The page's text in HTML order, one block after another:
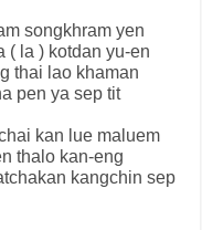
songkhram yen
( la ) kotdan yu-en
thai lao khaman
pen ya sep tit
kan lue maluem
thalo kan-eng
kangchin sep